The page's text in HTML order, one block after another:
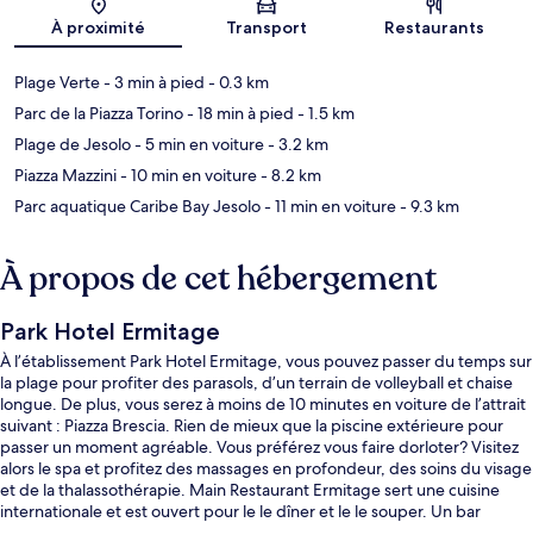
Carte
À proximité Transport Restaurants
Plage Verte- 3 min à pied - 0.3 km
Parc de la Piazza Torino- 18 min à pied - 1.5 km
Plage de Jesolo- 5 min en voiture- 3.2 km
Piazza Mazzini- 10 min en voiture- 8.2 km
Parc aquatique Caribe Bay Jesolo- 11 min en voiture- 9.3 km
À propos de cet hébergement
Park Hotel Ermitage
À l’établissement Park Hotel Ermitage, vous pouvez passer du temps sur
la plage pour profiter des parasols, d’un terrain de volleyball et chaise
longue. De plus, vous serez à moins de 10 minutes en voiture de l’attrait
suivant : Piazza Brescia. Rien de mieux que la piscine extérieure pour
passer un moment agréable. Vous préférez vous faire dorloter? Visitez
alors le spa et profitez des massages en profondeur, des soins du visage
et de la thalassothérapie. Main Restaurant Ermitage sert une cuisine
internationale et est ouvert pour le le dîner et le le souper. Un bar